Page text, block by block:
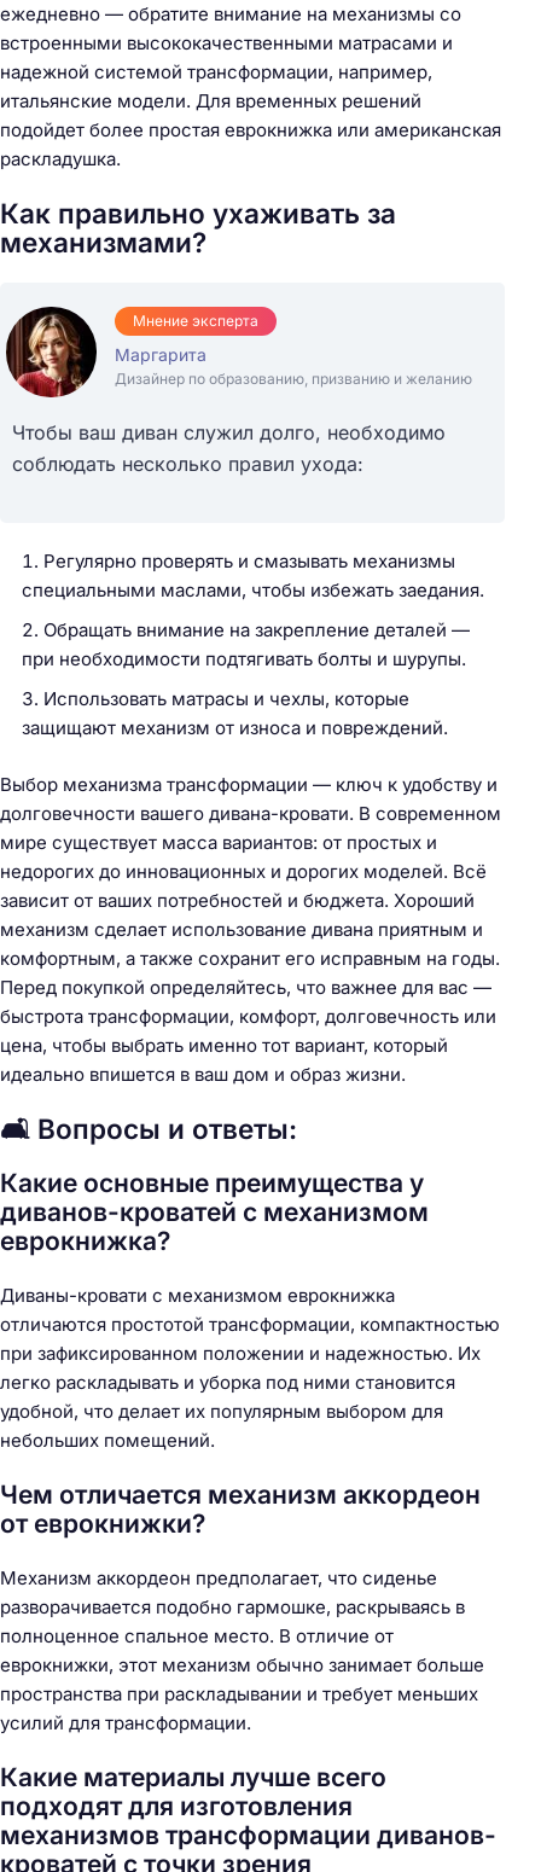
ежедневно — обратите внимание на механизмы со
встроенными высококачественными матрасами и
надежной системой трансформации, например,
итальянские модели. Для временных решений
подойдет более простая еврокнижка или американская
раскладушка.
Как правильно ухаживать за
механизмами?
Мнение эксперта
Маргарита
Дизайнер по образованию, призванию и желанию
Чтобы ваш диван служил долго, необходимо
соблюдать несколько правил ухода:
Регулярно проверять и смазывать механизмы
специальными маслами, чтобы избежать заедания.
Обращать внимание на закрепление деталей —
при необходимости подтягивать болты и шурупы.
Использовать матрасы и чехлы, которые
защищают механизм от износа и повреждений.
Выбор механизма трансформации — ключ к удобству и
долговечности вашего дивана-кровати. В современном
мире существует масса вариантов: от простых и
недорогих до инновационных и дорогих моделей. Всё
зависит от ваших потребностей и бюджета. Хороший
механизм сделает использование дивана приятным и
комфортным, а также сохранит его исправным на годы.
Перед покупкой определяйтесь, что важнее для вас —
быстрота трансформации, комфорт, долговечность или
цена, чтобы выбрать именно тот вариант, который
идеально впишется в ваш дом и образ жизни.
🛋️ Вопросы и ответы:
Какие основные преимущества у
диванов-кроватей с механизмом
еврокнижка?
Диваны-кровати с механизмом еврокнижка
отличаются простотой трансформации, компактностью
при зафиксированном положении и надежностью. Их
легко раскладывать и уборка под ними становится
удобной, что делает их популярным выбором для
небольших помещений.
Чем отличается механизм аккордеон
от еврокнижки?
Механизм аккордеон предполагает, что сиденье
разворачивается подобно гармошке, раскрываясь в
полноценное спальное место. В отличие от
еврокнижки, этот механизм обычно занимает больше
пространства при раскладывании и требует меньших
усилий для трансформации.
Какие материалы лучше всего
подходят для изготовления
механизмов трансформации диванов-
кроватей с точки зрения
и
: